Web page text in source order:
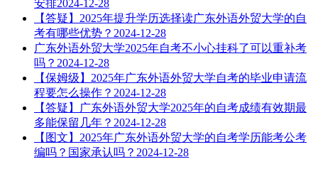
安排2024-12-28
【答疑】2025年提升学历选择读广东外语外贸大学的自
考有哪些优势？ 2024-12-28
广东外语外贸大学2025年自考不小心挂科了可以重补考
吗？ 2024-12-28
【保姆级】2025年广东外语外贸大学自考的毕业申请流
程要怎么操作？ 2024-12-28
【答疑】广东外语外贸大学2025年的自考成绩有效期最
多能保留几年？ 2024-12-28
【图文】2025年广东外语外贸大学的自考学历能考公考
编吗？国家承认吗？ 2024-12-28